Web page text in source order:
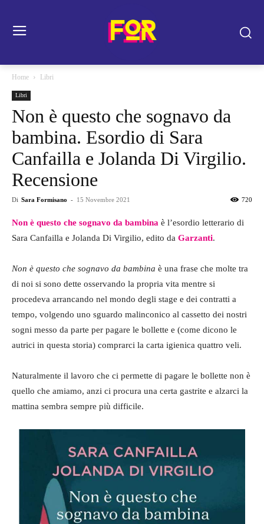
Home Libri
Libri
Non è questo che sognavo da
bambina. Esordio di Sara
Canfailla e Jolanda Di Virgilio.
Recensione
Di Sara Formisano - 15 Novembre 2021 720
Non è questo che sognavo da bambina è l’esordio letterario di
Sara Canfailla e Jolanda Di Virgilio, edito da Garzanti.
Non è questo che sognavo da bambina è una frase che molte tra
di noi si sono dette osservando la propria vita mentre si
procedeva arrancando nel mondo degli stage e dei contratti a
tempo, volgendo uno sguardo malinconico al cassetto dei nostri
sogni messo da parte per pagare le bollette e (come dicono le
autrici in questa storia) comprarci la carta igienica quattro veli.
Naturalmente il lavoro che ci permette di pagare le bollette non è
quello che amiamo, anzi ci procura una certa gastrite e alzarci la
mattina sembra sempre più difficile.